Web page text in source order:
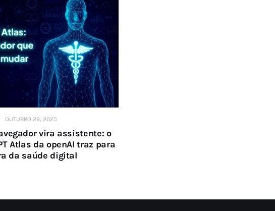
OUTUBRO 29, 2025
vira assistente: o
Atlas da openAI traz para
da saúde digital